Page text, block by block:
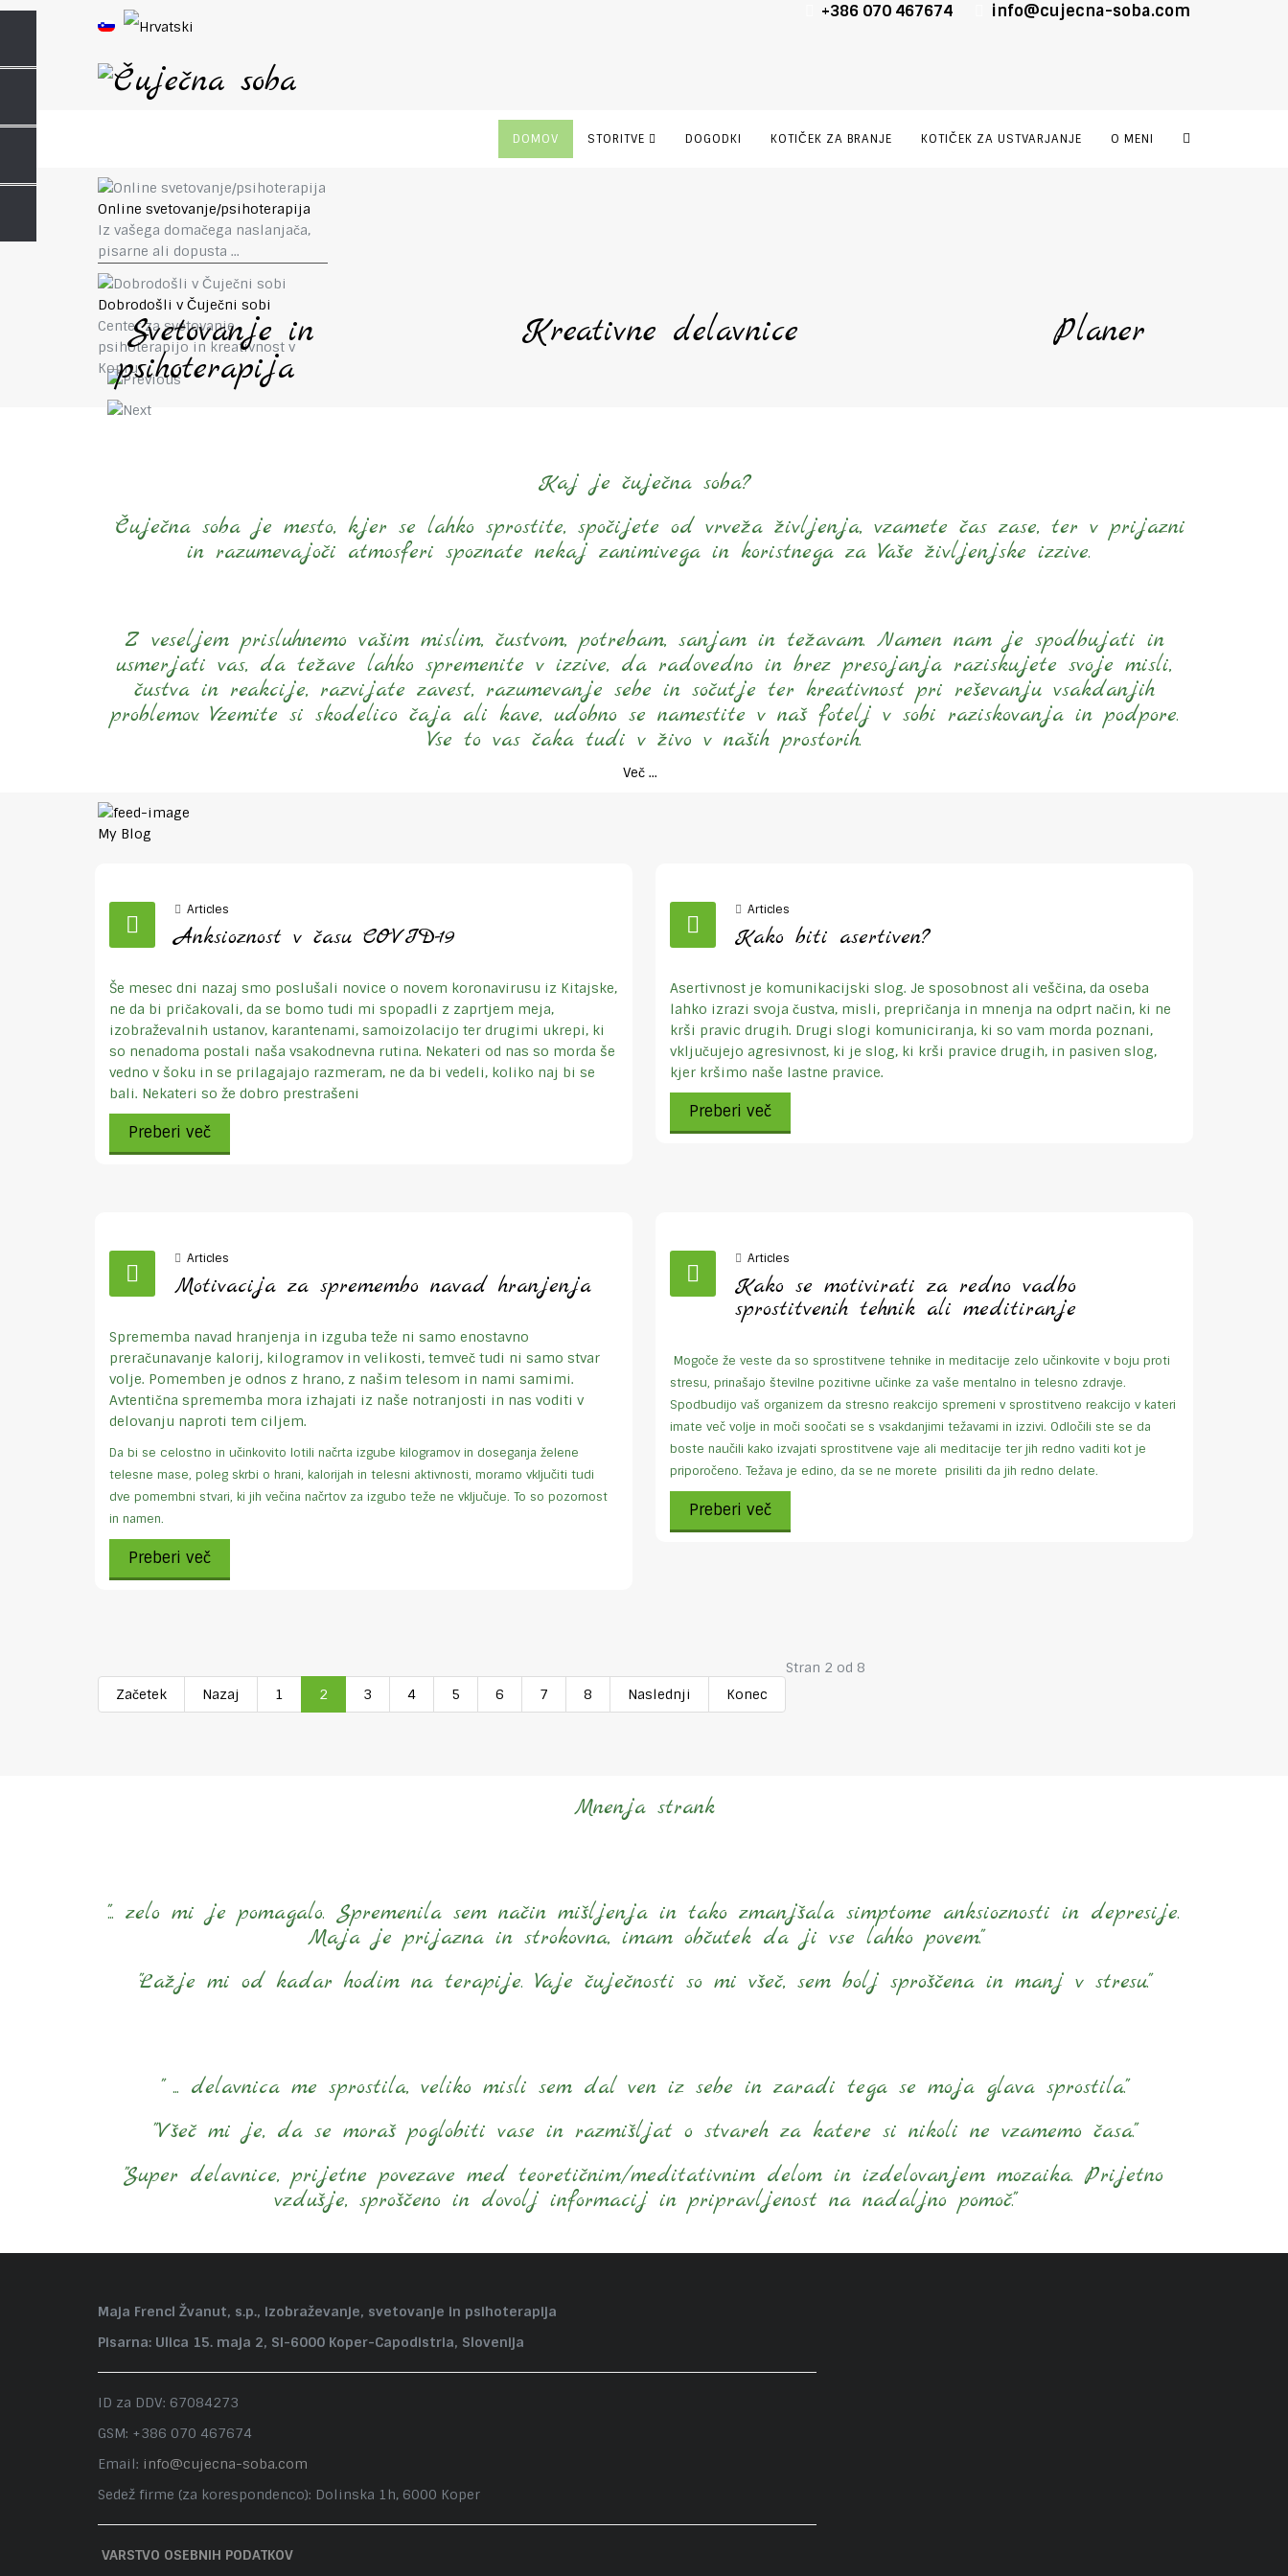
+386 070 467674 info@cujecna-soba.com
DOMOV STORITVE DOGODKI KOTIČEK ZA BRANJE KOTIČEK ZA USTVARJANJE O MENI
Online svetovanje/psihoterapija
Iz vašega domačega naslanjača,
pisarne ali dopusta ...
Dobrodošli v Čuječni sobi
Center za svetovanje,
psihoterapijo in kreativnost v
Kopru
Svetovanje in
psihoterapija
Kreativne delavnice Planer
Kaj je čuječna soba?
Čuječna soba je mesto, kjer se lahko sprostite, spočijete od vrveža življenja, vzamete čas zase, ter v prijazni
in razumevajoči atmosferi spoznate nekaj zanimivega in koristnega za Vaše življenjske izzive.
Z veseljem prisluhnemo vašim mislim, čustvom, potrebam, sanjam in težavam. Namen nam je spodbujati in
usmerjati vas, da težave lahko spremenite v izzive, da radovedno in brez presojanja raziskujete svoje misli,
čustva in reakcije, razvijate zavest, razumevanje sebe in sočutje ter kreativnost pri reševanju vsakdanjih
problemov. Vzemite si skodelico čaja ali kave, udobno se namestite v naš fotelj v sobi raziskovanja in podpore.
Vse to vas čaka tudi v živo v naših prostorih.
Več ...
My Blog
Articles
Anksioznost v času COVID-19
Še mesec dni nazaj smo poslušali novice o novem koronavirusu iz Kitajske,
ne da bi pričakovali, da se bomo tudi mi spopadli z zaprtjem meja,
izobraževalnih ustanov, karantenami, samoizolacijo ter drugimi ukrepi, ki
so nenadoma postali naša vsakodnevna rutina. Nekateri od nas so morda še
vedno v šoku in se prilagajajo razmeram, ne da bi vedeli, koliko naj bi se
bali. Nekateri so že dobro prestrašeni
Preberi več
Articles
Kako biti asertiven?
Asertivnost je komunikacijski slog. Je sposobnost ali veščina, da oseba
lahko izrazi svoja čustva, misli, prepričanja in mnenja na odprt način, ki ne
krši pravic drugih. Drugi slogi komuniciranja, ki so vam morda poznani,
vključujejo agresivnost, ki je slog, ki krši pravice drugih, in pasiven slog,
kjer kršimo naše lastne pravice.
Preberi več
Articles
Motivacija za spremembo navad hranjenja
Sprememba navad hranjenja in izguba teže ni samo enostavno
preračunavanje kalorij, kilogramov in velikosti, temveč tudi ni samo stvar
volje. Pomemben je odnos z hrano, z našim telesom in nami samimi.
Avtentična sprememba mora izhajati iz naše notranjosti in nas voditi v
delovanju naproti tem ciljem.
Da bi se celostno in učinkovito lotili načrta izgube kilogramov in doseganja želene
telesne mase, poleg skrbi o hrani, kalorijah in telesni aktivnosti, moramo vključiti tudi
dve pomembni stvari, ki jih večina načrtov za izgubo teže ne vključuje. To so pozornost
in namen.
Preberi več
Articles
Kako se motivirati za redno vadbo
sprostitvenih tehnik ali meditiranje
Mogoče že veste da so sprostitvene tehnike in meditacije zelo učinkovite v boju proti
stresu, prinašajo številne pozitivne učinke za vaše mentalno in telesno zdravje.
Spodbudijo vaš organizem da stresno reakcijo spremeni v sprostitveno reakcijo v kateri
imate več volje in moči soočati se s vsakdanjimi težavami in izzivi. Odločili ste se da
boste naučili kako izvajati sprostitvene vaje ali meditacije ter jih redno vaditi kot je
priporočeno. Težava je edino, da se ne morete prisiliti da jih redno delate.
Preberi več
Stran 2 od 8
Začetek
Nazaj 1 2 3 4 5 6 7 8 Naslednji Konec
Mnenja strank
"... zelo mi je pomagalo. Spremenila sem način mišljenja in tako zmanjšala simptome anksioznosti in depresije.
Maja je prijazna in strokovna, imam občutek da ji vse lahko povem."
"Lažje mi od kadar hodim na terapije. Vaje čuječnosti so mi všeč, sem bolj sproščena in manj v stresu."
" ... delavnica me sprostila, veliko misli sem dal ven iz sebe in zaradi tega se moja glava sprostila."
"Všeč mi je, da se moraš poglobiti vase in razmišljat o stvareh za katere si nikoli ne vzamemo časa."
"Super delavnice, prijetne povezave med teoretičnim/meditativnim delom in izdelovanjem mozaika. Prijetno
vzdušje, sproščeno in dovolj informacij in pripravljenost na nadaljno pomoč."
Maja Frencl Žvanut, s.p., izobraževanje, svetovanje in psihoterapija
Pisarna: Ulica 15. maja 2, SI-6000 Koper-Capodistria, Slovenija
ID za DDV: 67084273
GSM: +386 070 467674
Email: info@cujecna-soba.com
Sedež firme (za korespondenco): Dolinska 1h, 6000 Koper
VARSTVO OSEBNIH PODATKOV